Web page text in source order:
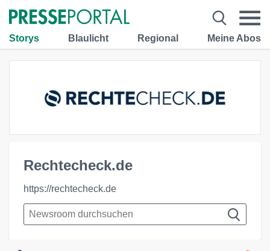
Storys Blaulicht Regional Meine Abos
Rechtecheck.de
https://rechtecheck.de